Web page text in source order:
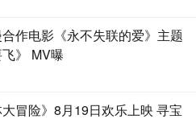
作电影《永不失联的爱》主题
》 MV曝
冒险》8月19日欢乐上映 寻宝